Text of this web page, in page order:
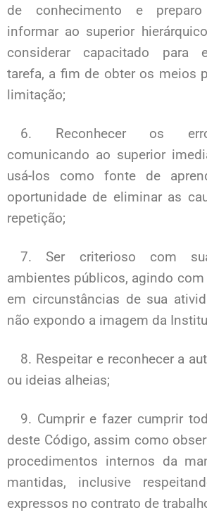
de conhecimento e
informar ao superior
considerar capacitado para
tarefa, a fim de obter os meios
limitação;
6. Reconhecer os
comunicando ao superior
usá-los como fonte de
oportunidade de eliminar as
repetição;
7. Ser criterioso com
ambientes públicos, agindo com
em circunstâncias de sua
não expondo a imagem da
8. Respeitar e reconhecer a
ou ideias alheias;
9. Cumprir e fazer cumprir
deste Código, assim como
procedimentos internos da
mantidas, inclusive
expressos no contrato de